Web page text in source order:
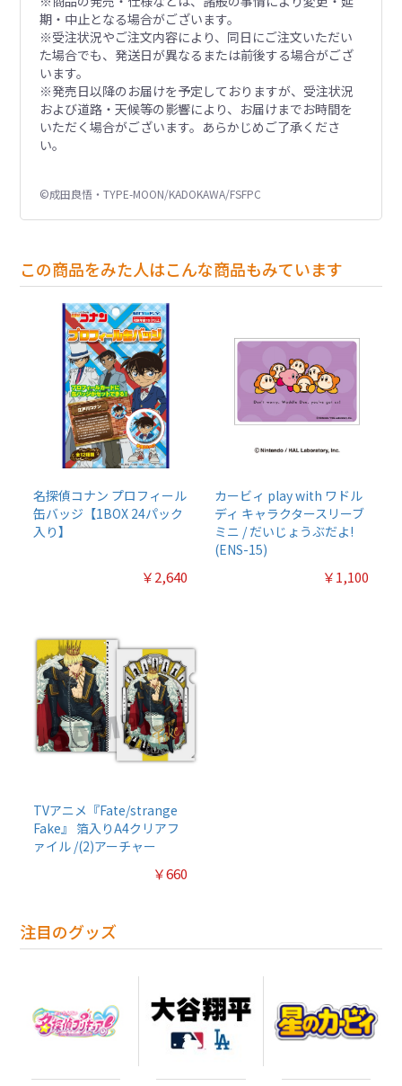
期・中止となる場合がございます。
※受注状況やご注文内容により、同日にご注文いただい
た場合でも、発送日が異なるまたは前後する場合がござ
います。
※発売日以降のお届けを予定しておりますが、受注状況
および道路・天候等の影響により、お届けまでお時間を
いただく場合がございます。あらかじめご了承くださ
い。
©成田良悟・TYPE-MOON/KADOKAWA/FSFPC
この商品をみた人はこんな商品もみています
名探偵コナン プロフィール
缶バッジ【1BOX 24パック
入り】
￥2,640
カービィ play with ワドル
ディ キャラクタースリーブ
ミニ / だいじょうぶだよ!
(ENS-15)
￥1,100
TVアニメ『Fate/strange
Fake』 箔入りA4クリアフ
ァイル /(2)アーチャー
￥660
注目のグッズ